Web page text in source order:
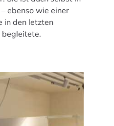
ebenso wie einer
in den letzten
begleitete.